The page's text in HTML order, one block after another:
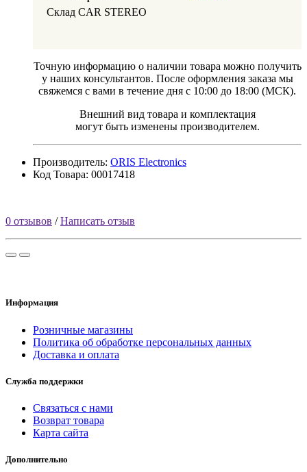
Склад CAR STEREO
Точную информацию о наличии товара можно получить
у наших консультантов. После оформления заказа мы
свяжемся с вами в течение дня с 10:00 до 18:00 (МСК).
Внешний вид товара и комплектация
могут быть изменены производителем.
Производитель: ORIS Electronics
Код Товара: 00017418
0 отзывов /Написать отзыв
Информация
Розничные магазины
Политика об обработке персональных данных
Доставка и оплата
Служба поддержки
Связаться с нами
Возврат товара
Карта сайта
Дополнительно